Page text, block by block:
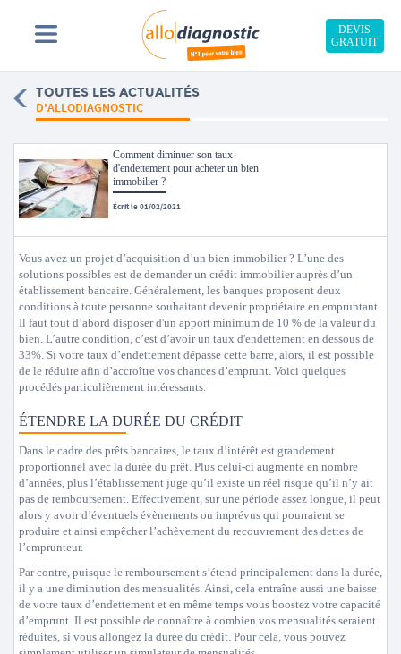
DEVIS
GRATUIT
TOUTES LES ACTUALITÉS
D'ALLODIAGNOSTIC
Comment diminuer son taux
d'endettement pour acheter un bien
immobilier ?
Écrit le 01/02/2021
Vous avez un projet d’acquisition d’un bien immobilier ? L’une des
solutions possibles est de demander un crédit immobilier auprès d’un
établissement bancaire. Généralement, les banques proposent deux
conditions à toute personne souhaitant devenir propriétaire en empruntant.
Il faut tout d’abord disposer d'un apport minimum de 10 % de la valeur du
bien. L’autre condition, c’est d’avoir un taux d'endettement en dessous de
33%. Si votre taux d’endettement dépasse cette barre, alors, il est possible
de le réduire afin d’accroître vos chances d’emprunt. Voici quelques
procédés particulièrement intéressants.
ÉTENDRE LA DURÉE DU CRÉDIT
Dans le cadre des prêts bancaires, le taux d’intérêt est grandement
proportionnel avec la durée du prêt. Plus celui-ci augmente en nombre
d’années, plus l’établissement juge qu’il existe un réel risque qu’il n’y ait
pas de remboursement. Effectivement, sur une période assez longue, il peut
alors y avoir d’éventuels évènements ou imprévus qui pourraient se
produire et ainsi empêcher l’achèvement du recouvrement des dettes de
l’emprunteur.
Par contre, puisque le remboursement s’étend principalement dans la durée,
il y a une diminution des mensualités. Ainsi, cela entraîne aussi une baisse
de votre taux d’endettement et en même temps vous boostez votre capacité
d’emprunt. Il est possible de connaître à combien vos mensualités seraient
réduites, si vous allongez la durée du crédit. Pour cela, vous pouvez